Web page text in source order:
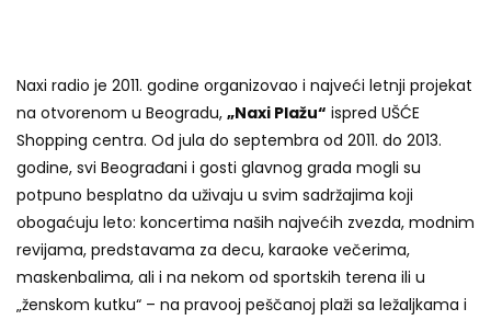
Naxi radio je 2011. godine organizovao i najveći letnji projekat
na otvorenom u Beogradu, „Naxi Plažu“ ispred UŠĆE
Shopping centra. Od jula do septembra od 2011. do 2013.
godine, svi Beograđani i gosti glavnog grada mogli su
potpuno besplatno da uživaju u svim sadržajima koji
obogaćuju leto: koncertima naših najvećih zvezda, modnim
revijama, predstavama za decu, karaoke večerima,
maskenbalima, ali i na nekom od sportskih terena ili u
„ženskom kutku“ – na pravooj peščanoj plaži sa ležaljkama i